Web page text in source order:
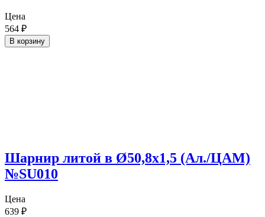
Цена
564 ₽
В корзину
Шарнир литой в Ø50,8х1,5 (Ал./ЦАМ)
№SU010
Цена
639 ₽